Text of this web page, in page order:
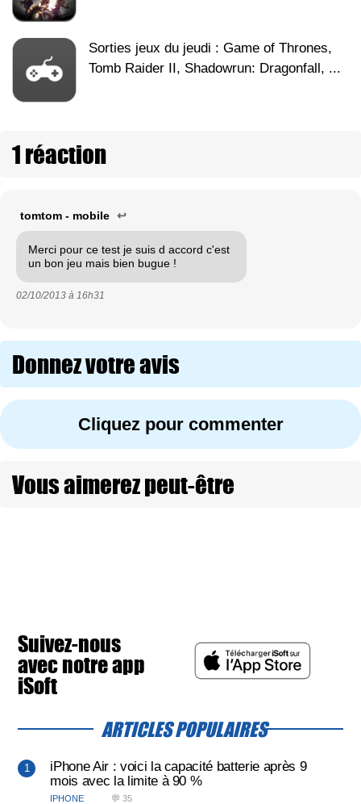
Sorties jeux du jeudi : Game of Thrones,
Tomb Raider II, Shadowrun: Dragonfall, ...
1 réaction
tomtom - mobile ↩
Merci pour ce test je suis d accord c'est
un bon jeu mais bien bugue !
02/10/2013 à 16h31
Donnez votre avis
Cliquez pour commenter
Vous aimerez peut-être
Suivez-nous
avec notre app
iSoft
ARTICLES POPULAIRES
iPhone Air : voici la capacité batterie après 9
mois avec la limite à 90 %
IPHONE 💬 35